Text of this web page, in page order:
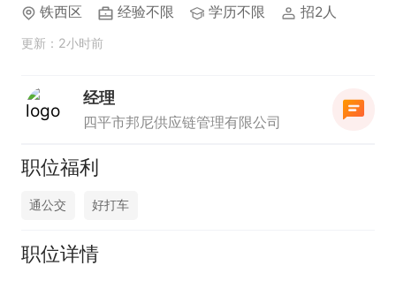
铁西区 经验不限 学历不限 招2人
更新：2小时前
经理
四平市邦尼供应链管理有限公司
职位福利
通公交 好打车
职位详情